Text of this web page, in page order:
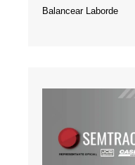
Balancear Laborde